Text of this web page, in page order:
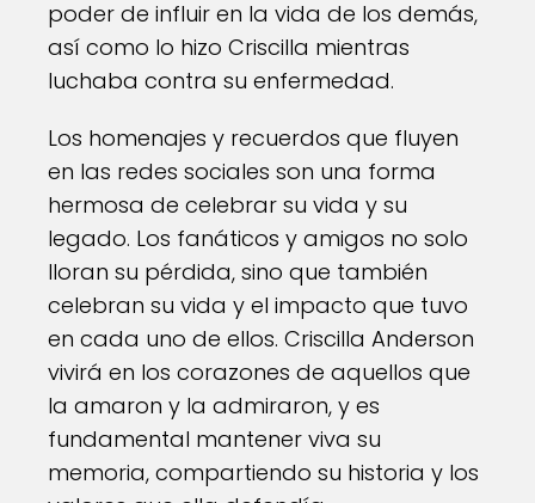
poder de influir en la vida de los demás,
así como lo hizo Criscilla mientras
luchaba contra su enfermedad.
Los homenajes y recuerdos que fluyen
en las redes sociales son una forma
hermosa de celebrar su vida y su
legado. Los fanáticos y amigos no solo
lloran su pérdida, sino que también
celebran su vida y el impacto que tuvo
en cada uno de ellos. Criscilla Anderson
vivirá en los corazones de aquellos que
la amaron y la admiraron, y es
fundamental mantener viva su
memoria, compartiendo su historia y los